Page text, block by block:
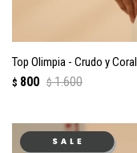
Top Olimpia - Crudo y Coral
$ 800 $ 1.600